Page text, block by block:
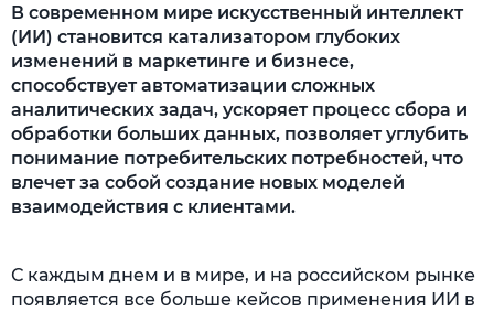
В современном мире искусственный интеллект
(ИИ) становится катализатором глубоких
изменений в маркетинге и бизнесе,
способствует автоматизации сложных
аналитических задач, ускоряет процесс сбора и
обработки больших данных, позволяет углубить
понимание потребительских потребностей, что
влечет за собой создание новых моделей
взаимодействия с клиентами.
С каждым днем и в мире, и на российском рынке
появляется все больше кейсов применения ИИ в